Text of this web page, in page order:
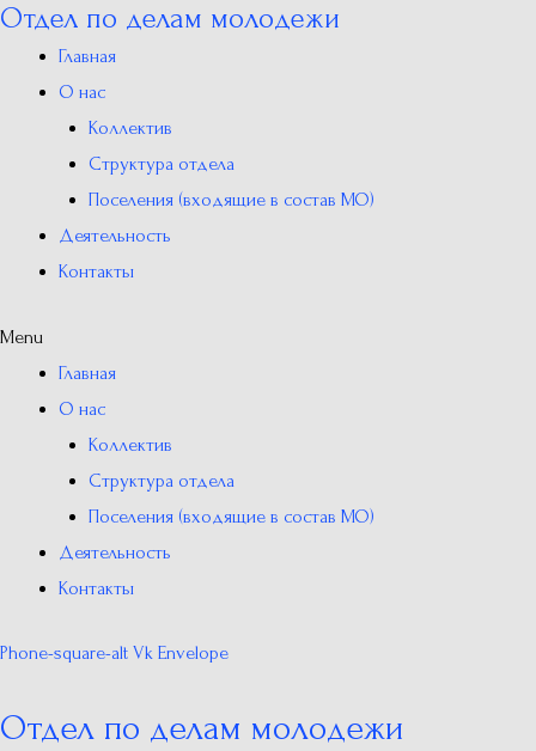
Перейти
содержимому
Отдел по делам молодежи
Главная
О нас
Коллектив
Структура отдела
Поселения (входящие в состав МО)
Деятельность
Контакты
Menu
Главная
О нас
Коллектив
Структура отдела
Поселения (входящие в состав МО)
Деятельность
Контакты
Phone-square-alt Vk Envelope
Отдел по делам молодежи